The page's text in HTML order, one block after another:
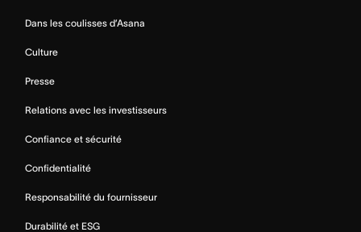
Dans les coulisses d’Asana
Culture
Presse
Relations avec les investisseurs
Confiance et sécurité
Confidentialité
Responsabilité du fournisseur
Durabilité et ESG